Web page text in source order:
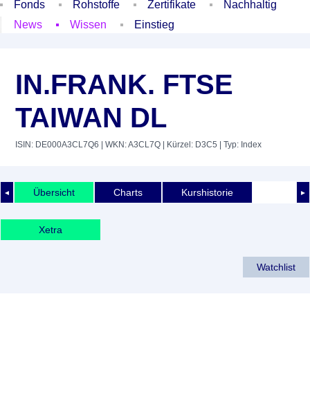
Fonds
Rohstoffe Zertifikate
Nachhaltig
News
Wissen Einstieg
IN.FRANK. FTSE
TAIWAN DL
ISIN: DE000A3CL7Q6 | WKN: A3CL7Q | Kürzel: D3C5 | Typ: Index
◄ ►
Übersicht Charts Kurshistorie
Xetra
Watchlist